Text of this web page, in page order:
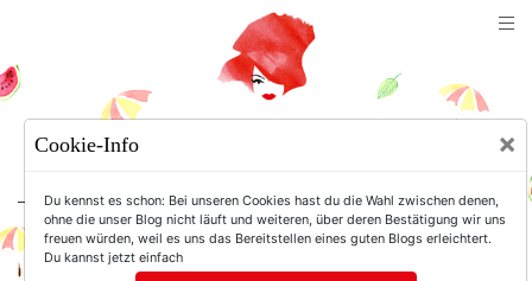
For Women. Not Girls.
Cookie-Info ×
Du kennst es schon: Bei unseren Cookies hast du die Wahl zwischen denen,
ohne die unser Blog nicht läuft und weiteren, über deren Bestätigung wir uns
freuen würden, weil es uns das Bereitstellen eines guten Blogs erleichtert.
Du kannst jetzt einfach